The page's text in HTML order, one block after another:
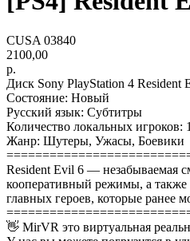
CUSA 03840
2100,00
р.
Диск Sony PlayStation 4 Resident
Состояние: Новый
Русский язык: Субтитры
Количество локальных игроков:
Жанр: Шутеры, Ужасы, Боевики
Resident Evil 6 — незабываемая
кооперативный режимы, а также
главных героев, которые ранее
👋 MirVR это виртуальная